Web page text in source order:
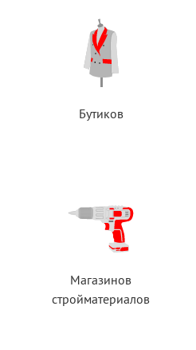
Бутиков
Магазинов
стройматериалов